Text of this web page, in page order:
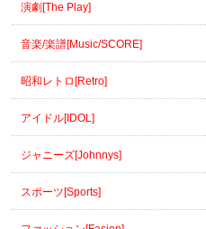
演劇[The Play]
音楽/楽譜[Music/SCORE]
昭和レトロ[Retro]
アイドル[IDOL]
ジャニーズ[Johnnys]
スポーツ[Sports]